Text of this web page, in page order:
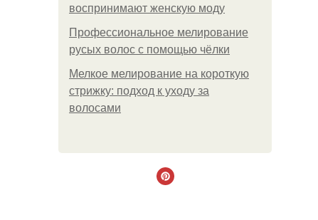
воспринимают женскую моду
Профессиональное мелирование
русых волос с помощью чёлки
Мелкое мелирование на короткую
стрижку: подход к уходу за
волосами